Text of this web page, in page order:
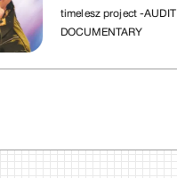
timelesz project -AUDITION-
DOCUMENTARY